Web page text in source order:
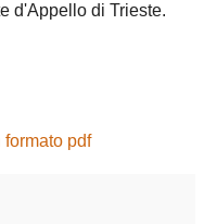
d'Appello di Trieste.
pdf